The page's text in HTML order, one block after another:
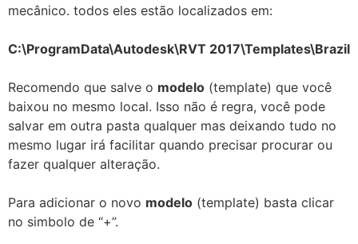
mecânico. todos eles estão localizados em:
C:\ProgramData\Autodesk\RVT 2017\Templates\Brazil
Recomendo que salve o modelo (template) que você
baixou no mesmo local. Isso não é regra, você pode
salvar em outra pasta qualquer mas deixando tudo no
mesmo lugar irá facilitar quando precisar procurar ou
fazer qualquer alteração.
Para adicionar o novo modelo (template) basta clicar
no simbolo de “+”.